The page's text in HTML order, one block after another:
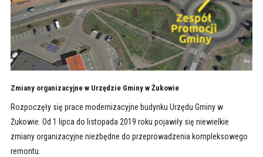
Zmiany organizacyjne w Urzędzie Gminy w Żukowie
Rozpoczęły się prace modernizacyjne budynku Urzędu Gminy w
Żukowie. Od 1 lipca do listopada 2019 roku pojawiły się niewielkie
zmiany organizacyjne niezbędne do przeprowadzenia kompleksowego
remontu.